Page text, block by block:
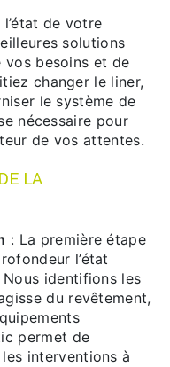
de votre
solutions
besoins et de
changer le liner,
le système de
nécessaire pour
de vos attentes.
LA
: La première étape
l’état
Nous identifions les
du revêtement,
permet de
interventions à